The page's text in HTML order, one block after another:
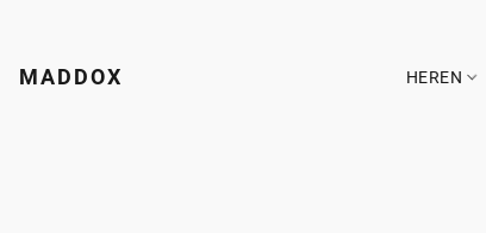
MADDOX HEREN